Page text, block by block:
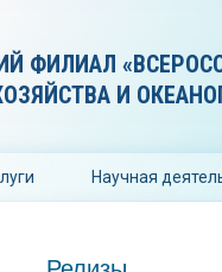
ФИЛИАЛ
И
Научная